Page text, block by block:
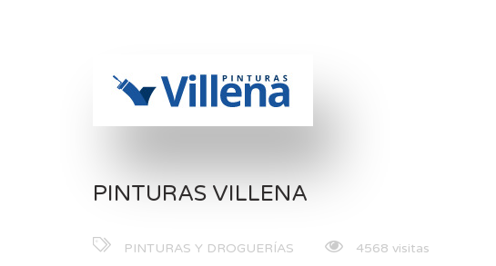
PINTURAS VILLENA
PINTURAS Y DROGUERÍAS 4568 visitas